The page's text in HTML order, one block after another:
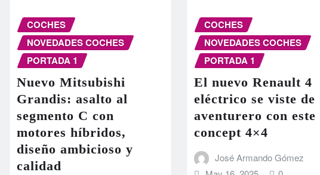
COCHES
NOVEDADES COCHES
PORTADA 1
Nuevo Mitsubishi
Grandis: asalto al
segmento C con
motores híbridos,
diseño ambicioso y
calidad
COCHES
NOVEDADES COCHES
PORTADA 1
El nuevo Renault 4
eléctrico se viste de
aventurero con este
concept 4×4
José Armando Gómez